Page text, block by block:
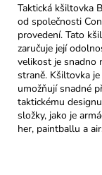
Taktická kšiltovka
od společnosti
provedení. Tato
zaručuje její
velikost je snadno
straně. Kšiltovka
umožňují snadné
taktickému
složky, jako je
her, paintballu a